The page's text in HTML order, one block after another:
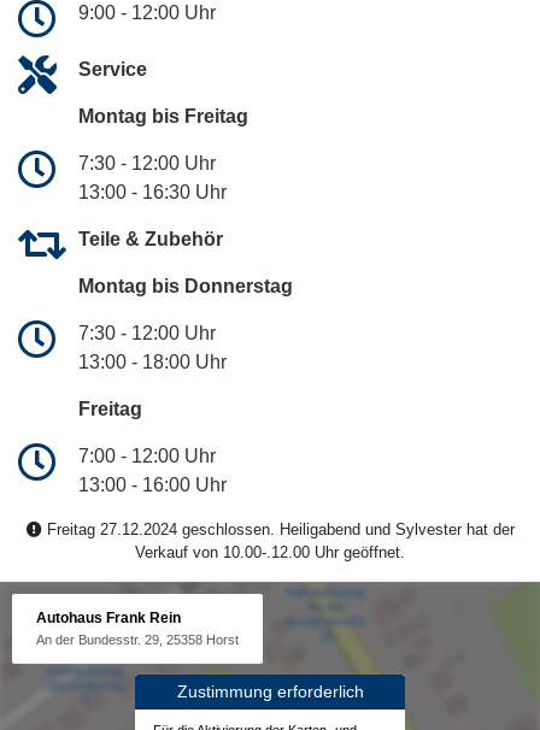
9:00 - 12:00 Uhr
Service
Montag bis Freitag
7:30 - 12:00 Uhr
13:00 - 16:30 Uhr
Teile & Zubehör
Montag bis Donnerstag
7:30 - 12:00 Uhr
13:00 - 18:00 Uhr
Freitag
7:00 - 12:00 Uhr
13:00 - 16:00 Uhr
Freitag 27.12.2024 geschlossen. Heiligabend und Sylvester hat der
Verkauf von 10.00-.12.00 Uhr geöffnet.
Autohaus Frank Rein
An der Bundesstr. 29, 25358 Horst
Zustimmung erforderlich